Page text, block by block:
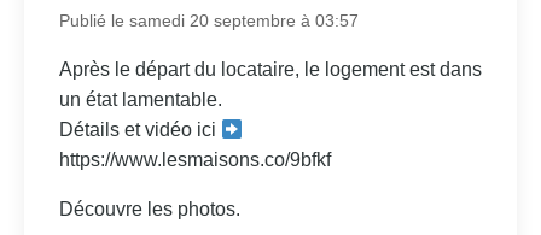
Publié le samedi 20 septembre à 03:57
Après le départ du locataire, le logement est dans
un état lamentable.
Détails et vidéo ici
https://www.lesmaisons.co/9bfkf
Découvre les photos.